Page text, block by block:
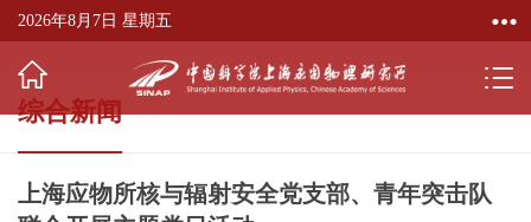
2026年8月7日 星期五
综合新闻
上海应物所核与辐射安全党支部、青年突击队